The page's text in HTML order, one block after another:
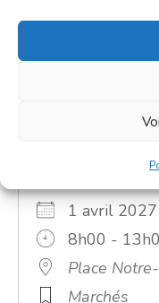
Grand
1 avril
8h00 -
Place
Marchés